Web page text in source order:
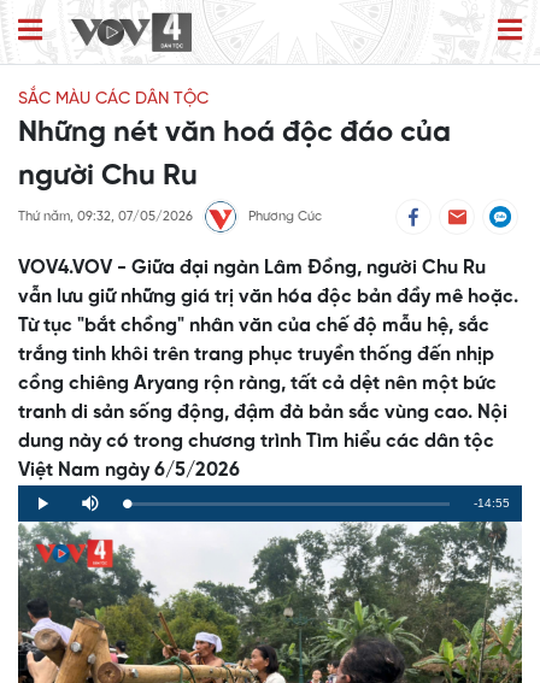
SẮC MÀU CÁC DÂN TỘC
Những nét văn hoá độc đáo của
người Chu Ru
Thứ năm, 09:32, 07/05/2026 Phương Cúc
VOV4.VOV - Giữa đại ngàn Lâm Đồng, người Chu Ru
vẫn lưu giữ những giá trị văn hóa độc bản đầy mê hoặc.
Từ tục "bắt chồng" nhân văn của chế độ mẫu hệ, sắc
trắng tinh khôi trên trang phục truyền thống đến nhịp
cồng chiêng Aryang rộn ràng, tất cả dệt nên một bức
tranh di sản sống động, đậm đà bản sắc vùng cao. Nội
dung này có trong chương trình Tìm hiểu các dân tộc
Việt Nam ngày 6/5/2026
Play Mute Loaded:
0%
Progress:
0%
Remaining
Time
-14:55